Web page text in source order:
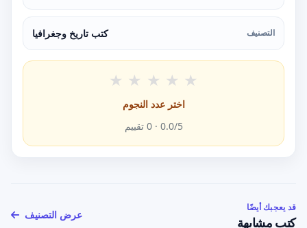
التصنيف كتب تاريخ وجغرافيا
★ ★ ★ ★ ★
اختر عدد النجوم
0.0/5 ·
0 تقييم
قد يعجبك أيضًا
كتب مشابهة
عرض التصنيف